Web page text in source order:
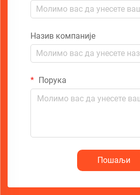
Назив компаније
Порука
Пошаљи